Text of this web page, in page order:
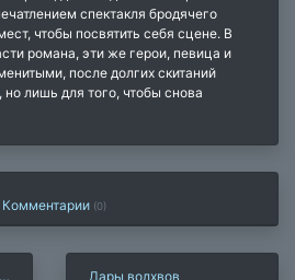
спектакля бродячего
чтобы посвятить себя сцене. В
романа, эти же герои, певица и
после долгих скитаний
лишь для того, чтобы снова
Комментарии (0)
Дары волхвов